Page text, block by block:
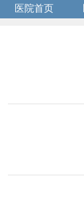
医院首页